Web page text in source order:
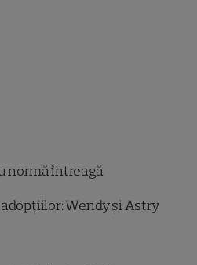
normă întreagă
Wendy și Astry